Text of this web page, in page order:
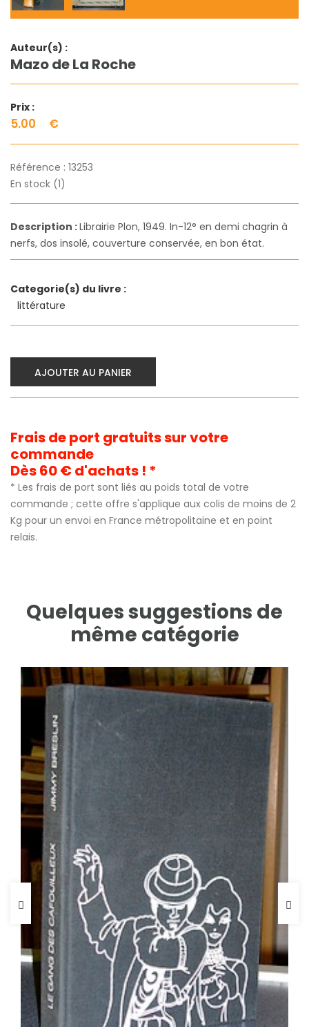
Auteur(s) :
Mazo de La Roche
Prix :
5.00 €
Référence : 13253
En stock (1)
Description :Librairie Plon, 1949. In-12° en demi chagrin à
nerfs, dos insolé, couverture conservée, en bon état.
Categorie(s) du livre :
littérature
AJOUTER AU PANIER
Frais de port gratuits sur votre
commande
Dès 60 € d'achats ! *
* Les frais de port sont liés au poids total de votre
commande ; cette offre s'applique aux colis de moins de 2
Kg pour un envoi en France métropolitaine et en point
relais.
Quelques suggestions de
même catégorie